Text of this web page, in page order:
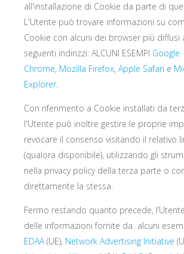
all'installazione di Cookie da parte di
L'Utente può trovare informazioni su
Cookie con alcuni dei browser più diffusi
seguenti indirizzi: ALCUNI ESEMPI Google
Chrome, Mozilla Firefox,Apple Safari e
Explorer.
Con riferimento a Cookie installati da
l'Utente può inoltre gestire le proprie
revocare il consenso visitando il relativo
(qualora disponibile), utilizzando gli
nella privacy policy della terza parte o
direttamente la stessa.
Fermo restando quanto precede,
delle informazioni fornite da alcuni
EDAA(UE), Network Advertising Initiative